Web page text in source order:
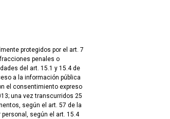
protegidos por el art. 7
penales o
del art. 15.1 y 15.4 de
a la información pública
el consentimiento expreso
una vez transcurridos 25
según el art. 57 de la
según el art. 15.4